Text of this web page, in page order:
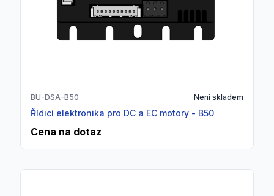
BU-DSA-B50 Není skladem
Řídicí elektronika pro DC a EC motory - B50
Cena na dotaz